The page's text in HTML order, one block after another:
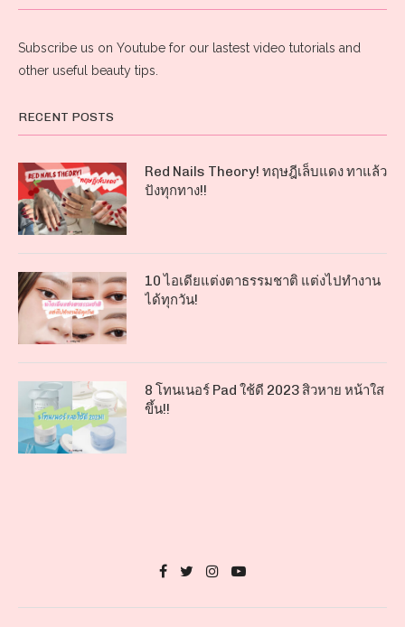
Subscribe us on Youtube for our lastest video tutorials and
other useful beauty tips.
RECENT POSTS
Red Nails Theory! ทฤษฎีเล็บแดง ทาแล้ว
ปังทุกทาง!!
10 ไอเดียแต่งตาธรรมชาติ แต่งไปทำงาน
ได้ทุกวัน!
8 โทนเนอร์ Pad ใช้ดี 2023 สิวหาย หน้าใส
ขึ้น!!